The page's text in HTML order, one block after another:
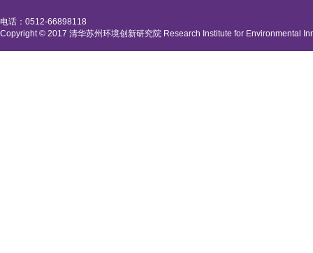
电话：0512-66898118
Copyright © 2017 清华苏州环境创新研究院 Research Institute for Environmental